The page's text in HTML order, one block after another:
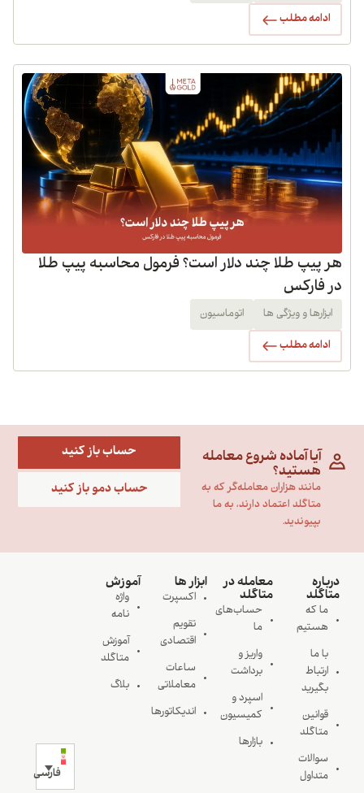
ادامه مطلب
هر پیپ طلا چند دلار است؟ فرمول محاسبه پیپ طلا
در فارکس
ابزارها و ویژگی ها اتوماسیون
ادامه مطلب
آیا آماده شروع معامله
هستید؟
مانند هزاران معامله‌گر که به
متاگلد اعتماد دارند، به ما
بپیوندید.
حساب باز کنید
حساب دمو باز کنید
درباره
متاگلد
ما که
هستیم
با ما
ارتباط
بگیرید
قوانین
متاگلد
سوالات
متداول
معامله در
متاگلد
حساب‌های
ما
واریز و
برداشت
اسپرد و
کمیسیون
بازارها
ابزار ها
اکسپرت
تقویم
اقتصادی
ساعات
معاملاتی
اندیکاتورها
آموزش
واژه
نامه
آموزش
متاگلد
بلاگ
فارسی